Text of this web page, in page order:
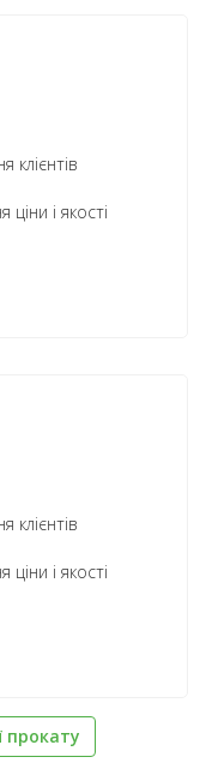
клієнтів
ціни і якості
клієнтів
ціни і якості
прокату